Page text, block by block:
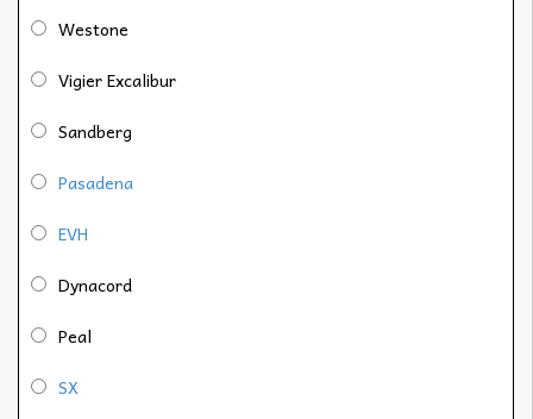
Westone
Vigier Excalibur
Sandberg
Pasadena
EVH
Dynacord
Peal
SX